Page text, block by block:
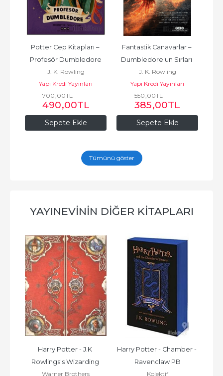
Sepete Ekle
Potter Cep Kitapları –
Profesör Dumbledore
J. K. Rowling
Yapı Kredi Yayınları
700,00TL
490,00TL
Sepete Ekle
Fantastik Canavarlar –
Dumbledore'un Sırları
(Eksiksiz Senaryo)
J. K. Rowling
Yapı Kredi Yayınları
550,00TL
385,00TL
Tümünü göster
YAYINEVININ DIĞER KITAPLARI
Harry Potter - J.K
Rowlings's Wizarding
World A (Ciltli)
Warner Brothers
Harry Potter - Chamber -
Ravenclaw PB
Kolektif